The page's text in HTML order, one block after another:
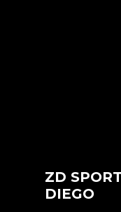
ZD
DIEGO